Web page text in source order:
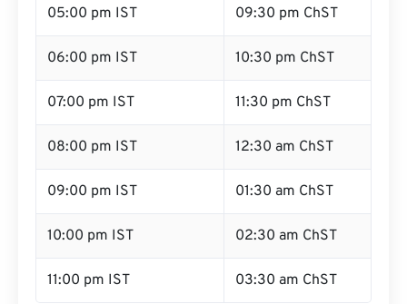
05:00 pm IST 09:30 pm ChST
06:00 pm IST 10:30 pm ChST
07:00 pm IST 11:30 pm ChST
08:00 pm IST 12:30 am ChST
09:00 pm IST 01:30 am ChST
10:00 pm IST 02:30 am ChST
11:00 pm IST 03:30 am ChST